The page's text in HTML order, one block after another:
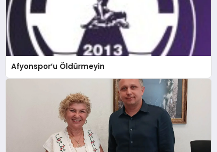
Afyonspor’u Öldürmeyin